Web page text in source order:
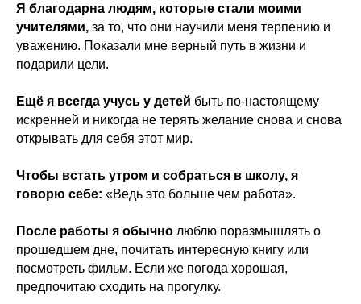
Я благодарна людям, которые стали моими
учителями, за то, что они научили меня терпению и
уважению. Показали мне верный путь в жизни и
подарили цели.
Ещё я всегда учусь у детей быть по-настоящему
искренней и никогда не терять желание снова и снова
открывать для себя этот мир.
Чтобы встать утром и собраться в школу, я
говорю себе: «Ведь это больше чем работа».
После работы я обычно люблю поразмышлять о
прошедшем дне, почитать интересную книгу или
посмотреть фильм. Если же погода хорошая,
предпочитаю сходить на прогулку.